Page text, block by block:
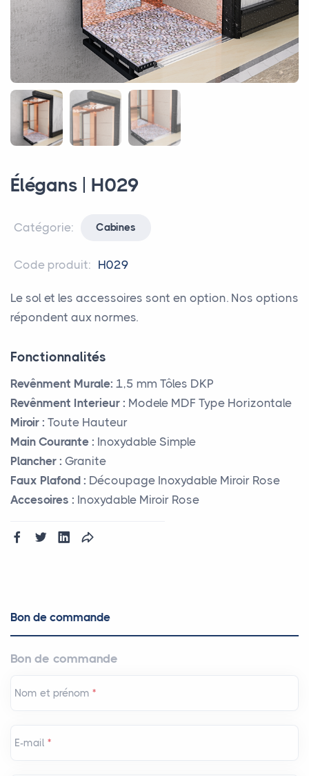
Élégans | H029
Catégorie: Cabines
Code produit: H029
Le sol et les accessoires sont en option. Nos options
répondent aux normes.
Fonctionnalités
Revênment Murale: 1,5 mm Tôles DKP
Revênment Interieur : Modele MDF Type Horizontale
Miroir : Toute Hauteur
Main Courante : Inoxydable Simple
Plancher : Granite
Faux Plafond : Découpage Inoxydable Miroir Rose
Accesoires : Inoxydable Miroir Rose
Bon de commande
Bon de commande
Nom et prénom *
E-mail *